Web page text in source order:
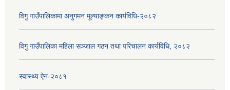
विगु गाउँपालिकामा अनुगमन मूल्याङ्कन कार्यविधि-२०८२
विगु गाउँपालिका महिला सञ्जाल गठन तथा परिचालन कार्यविधि, २०८२
स्वास्थ्य ऐन-२०८१